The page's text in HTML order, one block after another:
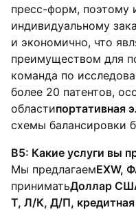
пресс-форм, поэтому
индивидуальному
и экономично, что
преимуществом для
команда по
более 20 патентов,
областипортативная
схемы балансировки
В5: Какие услуги вы
Мы предлагаемEXW,
приниматьДоллар
Т, Л/К, Д/П, кредитная